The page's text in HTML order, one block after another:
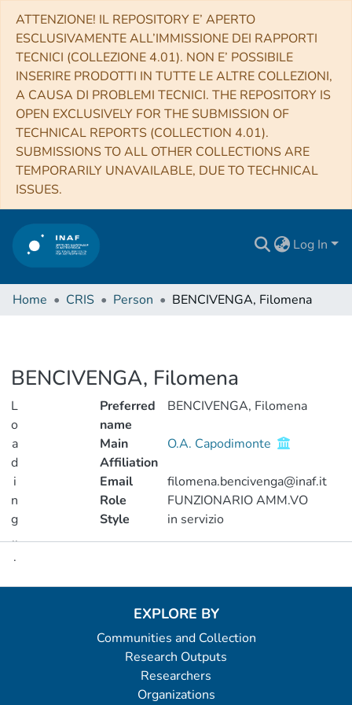
ATTENZIONE! IL REPOSITORY E’ APERTO
ESCLUSIVAMENTE ALL’IMMISSIONE DEI RAPPORTI
TECNICI (COLLEZIONE 4.01). NON E’ POSSIBILE
INSERIRE PRODOTTI IN TUTTE LE ALTRE COLLEZIONI,
A CAUSA DI PROBLEMI TECNICI. THE REPOSITORY IS
OPEN EXCLUSIVELY FOR THE SUBMISSION OF
TECHNICAL REPORTS (COLLECTION 4.01).
SUBMISSIONS TO ALL OTHER COLLECTIONS ARE
TEMPORARILY UNAVAILABLE, DUE TO TECHNICAL
ISSUES.
Log In
Home CRIS Person BENCIVENGA, Filomena
BENCIVENGA, Filomena
L
o
a
d
i
n
g
..
.
Loading...
Preferred
name
BENCIVENGA, Filomena
Main
Affiliation
O.A. Capodimonte
Email
filomena.bencivenga@inaf.it
Role
FUNZIONARIO AMM.VO
Style
in servizio
EXPLORE BY
Communities and Collection
Research Outputs
Researchers
Organizations